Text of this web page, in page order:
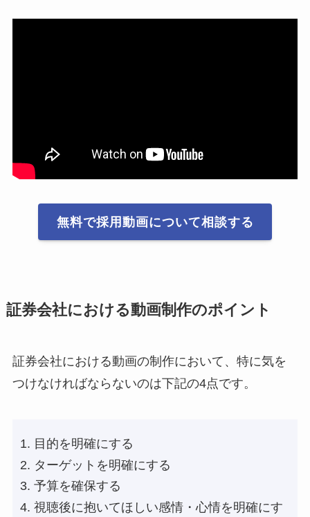
無料で採用動画について相談する
証券会社における動画制作のポイント
証券会社における動画の制作において、特に気を
つけなければならないのは下記の4点です。
目的を明確にする
ターゲットを明確にする
予算を確保する
視聴後に抱いてほしい感情・心情を明確にす